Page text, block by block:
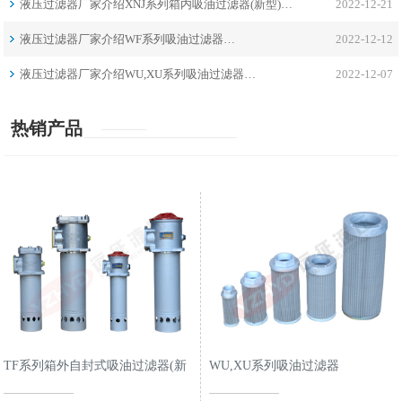
征分享…
液压过滤器厂家介绍XNJ系列箱内吸油过滤器(新型)… 2022-12-21
液压过滤器厂家介绍WF系列吸油过滤器… 2022-12-12
液压过滤器厂家介绍WU,XU系列吸油过滤器… 2022-12-07
热销产品
TF系列箱外自封式吸油过滤器(新
型结构代替LXZ系列)
WU,XU系列吸油过滤器